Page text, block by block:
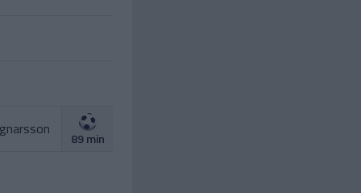
89 min